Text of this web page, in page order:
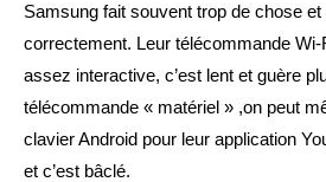
Samsung fait souvent trop de chose et
correctement. Leur télécommande Wi-
assez interactive, c’est lent et guère
télécommande « matériel » ,on peut
clavier Android pour leur application
et c’est bâclé.